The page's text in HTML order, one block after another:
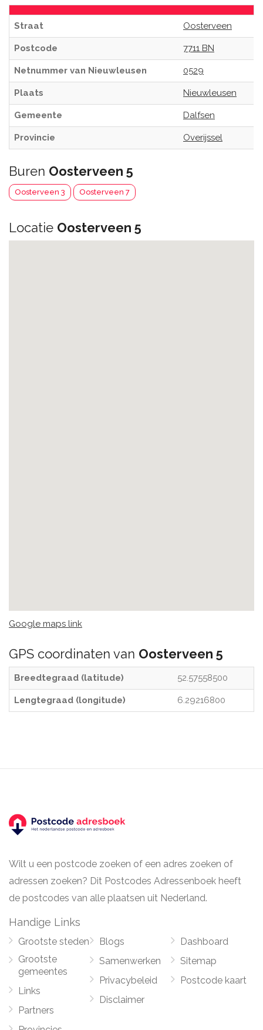
Straat Oosterveen
Postcode 7711 BN
Netnummer van Nieuwleusen 0529
Plaats Nieuwleusen
Gemeente Dalfsen
Provincie Overijssel
Buren Oosterveen 5
Oosterveen 3 Oosterveen 7
Locatie Oosterveen 5
Google maps link
GPS coordinaten van Oosterveen 5
Breedtegraad (latitude) 52.57558500
Lengtegraad (longitude) 6.29216800
Wilt u een postcode zoeken of een adres zoeken of
adressen zoeken? Dit Postcodes Adressenboek heeft
de postcodes van alle plaatsen uit Nederland.
Handige Links
Grootste steden
Grootste
gemeentes
Links
Partners
Blogs
Samenwerken
Privacybeleid
Disclaimer
Dashboard
Sitemap
Postcode kaart